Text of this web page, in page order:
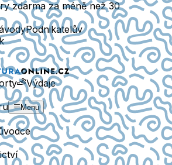
zdarma za méně než 30
Podnikatelův
Výdaje
Menu